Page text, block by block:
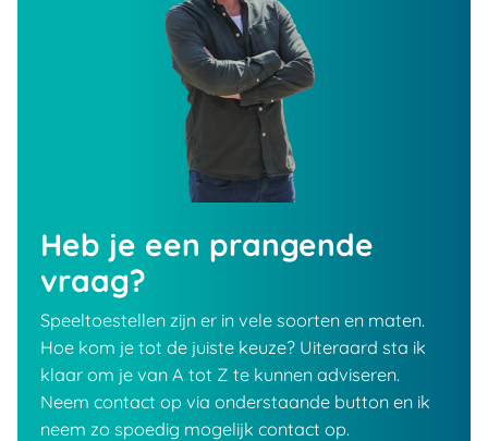
Heb je een prangende
vraag?
Speeltoestellen zijn er in vele soorten en maten.
Hoe kom je tot de juiste keuze? Uiteraard sta ik
klaar om je van A tot Z te kunnen adviseren.
Neem contact op via onderstaande button en ik
neem zo spoedig mogelijk contact op.